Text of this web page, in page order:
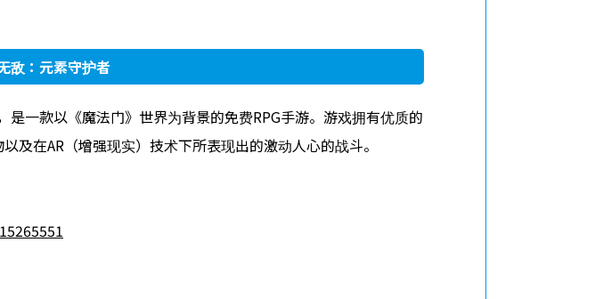
敌：元素守护者
一款以《魔法门》世界为背景的免费RPG手游。游戏拥有优质的
及在AR（增强现实）技术下所表现出的激动人心的战斗。